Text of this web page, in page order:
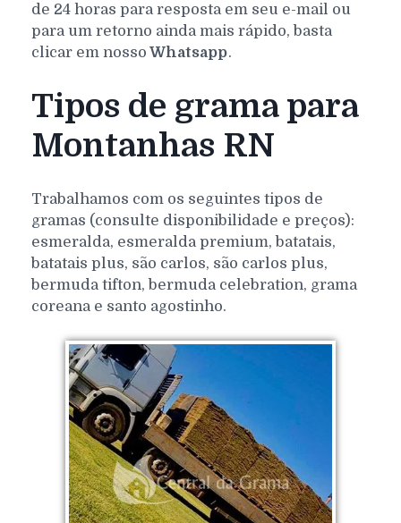
de 24 horas para resposta em seu e-mail ou
para um retorno ainda mais rápido, basta
clicar em nosso Whatsapp.
Tipos de grama para
Montanhas RN
Trabalhamos com os seguintes tipos de
gramas (consulte disponibilidade e preços):
esmeralda, esmeralda premium, batatais,
batatais plus, são carlos, são carlos plus,
bermuda tifton, bermuda celebration, grama
coreana e santo agostinho.